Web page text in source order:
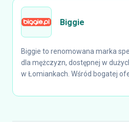
Biggie
Biggie to renomowana marka
dla mężczyzn, dostępnej w
w Łomiankach. Wśród bogatej